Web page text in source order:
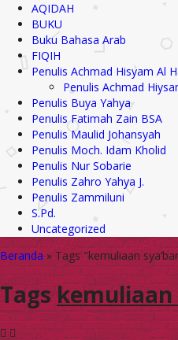
AQIDAH
BUKU
Buku Bahasa Arab
FIQIH
Penulis Achmad Hisyam Al
Penulis Achmad
Penulis Buya Yahya
Penulis Fatimah Zain BSA
Penulis Maulid Johansyah
Penulis Moch. Idam Kholid
Penulis Nur Sobarie
Penulis Zahro Yahya J.
Penulis Zammiluni
S.Pd.
Uncategorized
Beranda»Tags "kemuliaan
Tagskemuliaan